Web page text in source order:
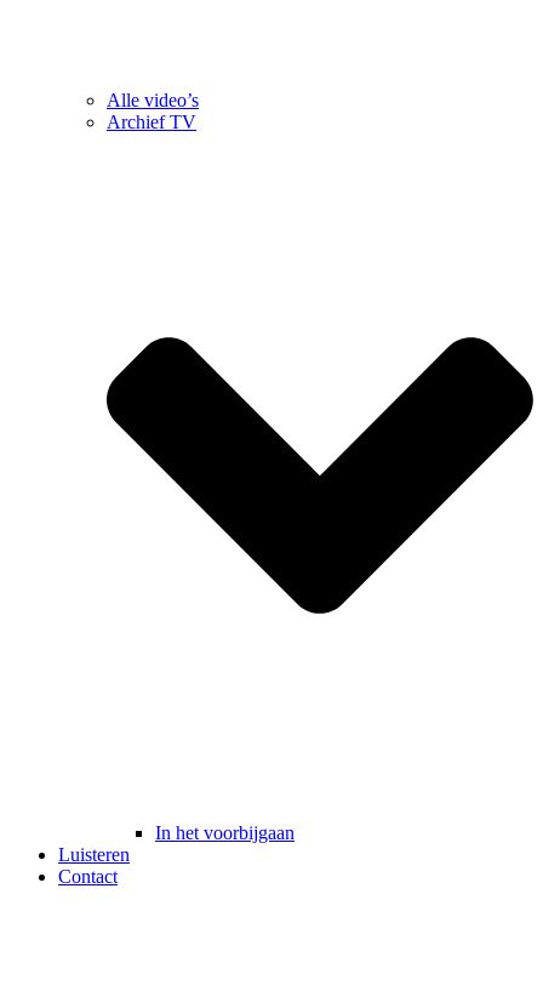
Alle video’s
Archief TV
In het voorbijgaan
Luisteren
Contact